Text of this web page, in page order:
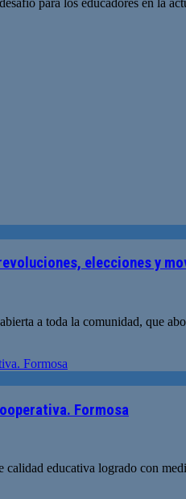
elecciones y
a toda la comunidad, que
Formosa
educativa logrado con